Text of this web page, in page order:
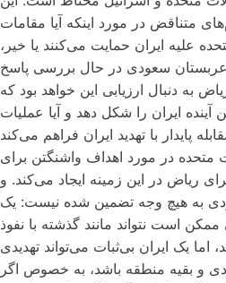
متناقض در مورد اینکه آیا مقامات
علیه ایران حمایت می‌کنند یا خیر،
سعودی در حال بررسی پاسخ
به دنبال ارزیابی این خواهد بود که
ایران را شکل دهد و آیا عملیات
پایدار با تهدید ایران فراهم می‌کند
متحده در مورد اهداف واشنگتن برای
ریاض در این زمینه ایجاد می‌کند. و
به هیچ وجه تضمین شده نیست: یک
است نتواند مانند گذشته با نفوذ
یک ایران بی‌ثبات می‌تواند تهدیدی
و بقیه منطقه باشد، به خصوص اگر